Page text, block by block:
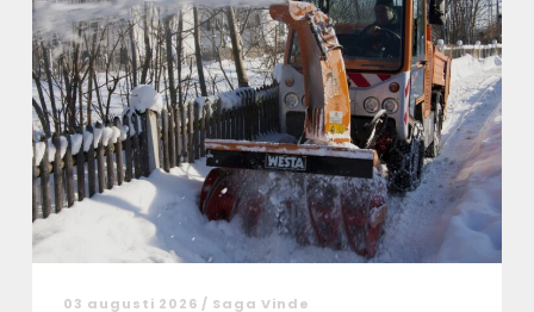
03 augusti 2026 / Saga Vinde